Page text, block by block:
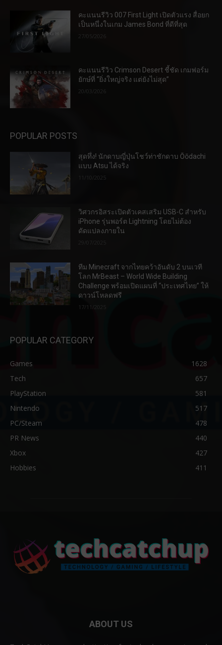
คะแนนรีวิว 007 First Light เปิดตัวแรง สื่อยก
เป็นหนึ่งในเกม James Bond ที่ดีที่สุด
27/05/2026
คะแนนรีวิว Crimson Desert ชี้ชัด เกมฟอร์ม
ยักษ์ที่ “ยิ่งใหญ่จริง แต่ยังไม่สุด”
20/03/2026
POPULAR POSTS
สุดทึ่ง! นักดาบญี่ปุ่นโชว์ท่าชักดาบ Ōōdachi
แบบ Atsu ได้จริง
11/10/2025
วิศวกรอิสระเปิดตัวเคสเสริม USB-C สำหรับ
iPhone รุ่นพอร์ต Lightning โดยไม่ต้อง
ดัดแปลงภายใน
ทีม Minecraft จากไทยคว้าอันดับ 2 บนเวที
โลก MrBeast – World Wide Building
Challenge พร้อมเปิดแผนที่ “ประเทศไทย” ให้
ดาวน์โหลดฟรี
17/11/2025
POPULAR CATEGORY
Games
1628
Tech
657
PlayStation
581
Nintendo
517
PC/Steam
478
PR News
440
Xbox
427
Hobbies
411
ABOUT US